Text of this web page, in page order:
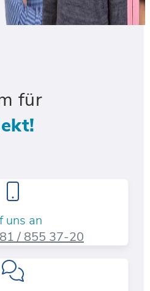
für
uns an
/ 855 37-20​